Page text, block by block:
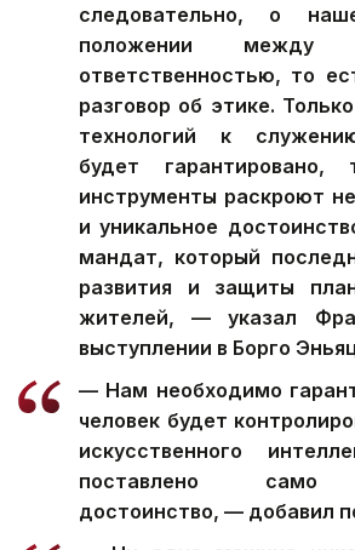
следовательно, о
положении между
ответственностью, то
разговор об этике.
технологий к
будет гарантировано,
инструменты раскроют
и уникальное
мандат, который
развития и защиты
жителей, — указал
выступлении в Борго
— Нам необходимо
человек будет
искусственного
поставлено само
достоинство, — добавил